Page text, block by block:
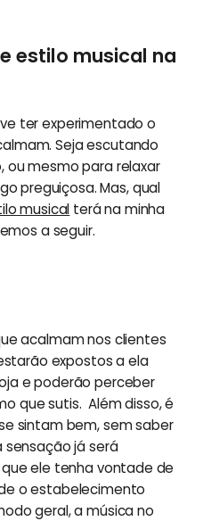
estilo musical na
ter experimentado o
Seja escutando
ou mesmo para relaxar
preguiçosa. Mas, qual
musical terá na minha
a seguir.
acalmam nos clientes
expostos a ela
e poderão perceber
que sutis. Além disso, é
sintam bem, sem saber
sensação já será
ele tenha vontade de
o estabelecimento
geral, a música no